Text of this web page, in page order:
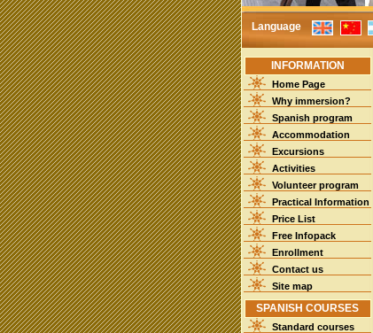
Language
INFORMATION
Home Page
Why immersion?
Spanish program
Accommodation
Excursions
Activities
Volunteer program
Practical Information
Price List
Free Infopack
Enrollment
Contact us
Site map
SPANISH COURSES
Standard courses